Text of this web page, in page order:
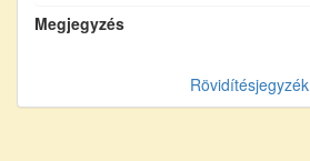
Megjegyzés
Rövidítésjegyzék